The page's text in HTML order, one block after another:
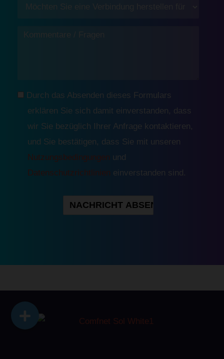
Durch das Absenden dieses Formulars
erklären Sie sich damit einverstanden, dass
wir Sie bezüglich Ihrer Anfrage kontaktieren,
und Sie bestätigen, dass Sie mit unseren
Nutzungsbedingungen und
Datenschutzrichtlinien einverstanden sind.